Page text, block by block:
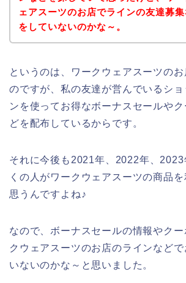
ェアスーツのお店でラインの友達募
をしていないのかな～。
というのは、ワークウェアスーツの
のですが、私の友達が営んでいるショ
ンを使ってお得なボーナスセールや
どを配布しているからです。
それに今後も2021年、2022年、
くの人がワークウェアスーツの商品
思うんですよね♪
なので、ボーナスセールの情報やク
クウェアスーツのお店のラインなど
いないのかな～と思いました。